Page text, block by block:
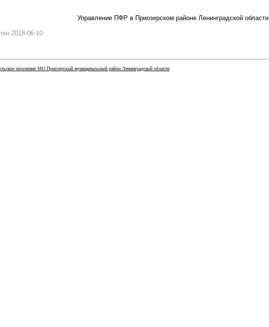
Управление ПФР в Приозерском районе Ленинградской области
2018-06-10
поселение МО Приозерский муниципальный район Ленинградской области